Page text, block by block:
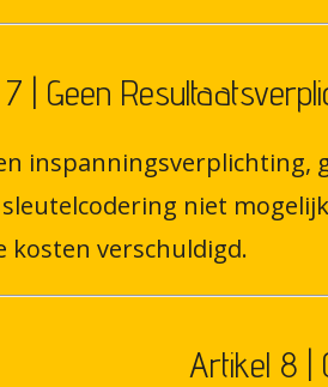
| Geen
inspanningsverplichting,
niet
kosten verschuldigd.
Artikel 8 |